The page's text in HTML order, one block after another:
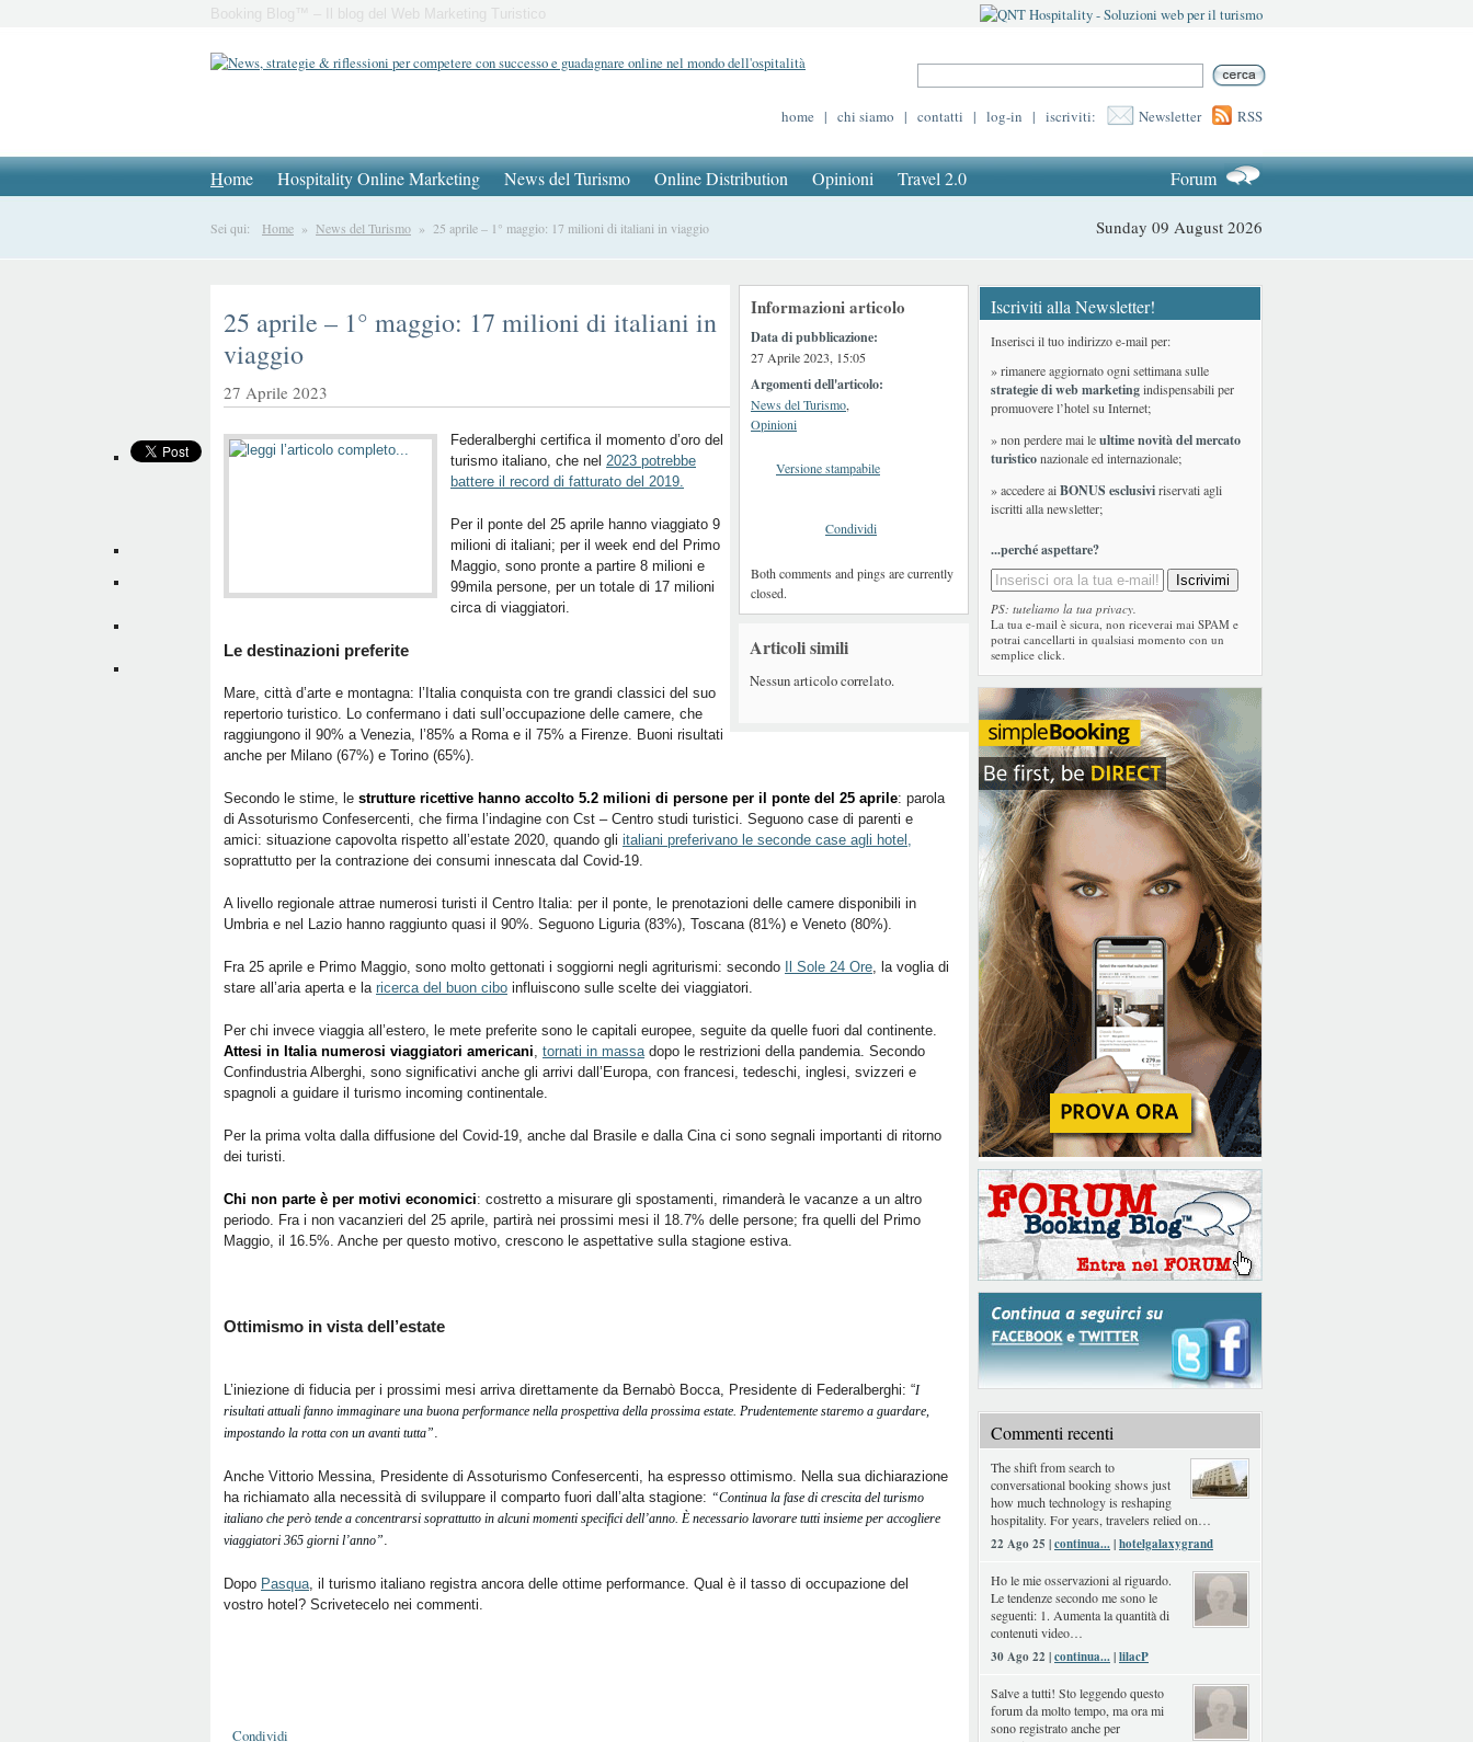
Booking Blog™ – Il blog del Web Marketing Turistico
home | chi siamo | contatti | log-in | iscriviti: Newsletter RSS
Home Hospitality Online Marketing News del Turismo Online Distribution Opinioni Travel 2.0 Forum
Sei qui: Home » News del Turismo » 25 aprile – 1° maggio: 17 milioni di italiani in viaggio Sunday 09 August 2026
Informazioni articolo
Data di pubblicazione:
27 Aprile 2023, 15:05
Argomenti dell'articolo:
News del Turismo,
Opinioni
Versione stampabile
Condividi
Both comments and pings are currently
closed.
Articoli simili
Nessun articolo correlato.
25 aprile – 1° maggio: 17 milioni di italiani in
viaggio
27 Aprile 2023
Federalberghi certifica il momento d’oro del
turismo italiano, che nel 2023 potrebbe
battere il record di fatturato del 2019.
Per il ponte del 25 aprile hanno viaggiato 9
milioni di italiani; per il week end del Primo
Maggio, sono pronte a partire 8 milioni e
99mila persone, per un totale di 17 milioni
circa di viaggiatori.
Le destinazioni preferite
Mare, città d’arte e montagna: l’Italia conquista con tre grandi classici del suo
repertorio turistico. Lo confermano i dati sull’occupazione delle camere, che
raggiungono il 90% a Venezia, l’85% a Roma e il 75% a Firenze. Buoni risultati
anche per Milano (67%) e Torino (65%).
Secondo le stime, le strutture ricettive hanno accolto 5.2 milioni di persone per il ponte del 25 aprile: parola
di Assoturismo Confesercenti, che firma l’indagine con Cst – Centro studi turistici. Seguono case di parenti e
amici: situazione capovolta rispetto all’estate 2020, quando gli italiani preferivano le seconde case agli hotel,
soprattutto per la contrazione dei consumi innescata dal Covid-19.
A livello regionale attrae numerosi turisti il Centro Italia: per il ponte, le prenotazioni delle camere disponibili in
Umbria e nel Lazio hanno raggiunto quasi il 90%. Seguono Liguria (83%), Toscana (81%) e Veneto (80%).
Fra 25 aprile e Primo Maggio, sono molto gettonati i soggiorni negli agriturismi: secondo Il Sole 24 Ore, la voglia di
stare all’aria aperta e la ricerca del buon cibo influiscono sulle scelte dei viaggiatori.
Per chi invece viaggia all’estero, le mete preferite sono le capitali europee, seguite da quelle fuori dal continente.
Attesi in Italia numerosi viaggiatori americani, tornati in massadopo le restrizioni della pandemia. Secondo
Confindustria Alberghi, sono significativi anche gli arrivi dall’Europa, con francesi, tedeschi, inglesi, svizzeri e
spagnoli a guidare il turismo incoming continentale.
Per la prima volta dalla diffusione del Covid-19, anche dal Brasile e dalla Cina ci sono segnali importanti di ritorno
dei turisti.
Chi non parte è per motivi economici: costretto a misurare gli spostamenti, rimanderà le vacanze a un altro
periodo. Fra i non vacanzieri del 25 aprile, partirà nei prossimi mesi il 18.7% delle persone; fra quelli del Primo
Maggio, il 16.5%. Anche per questo motivo, crescono le aspettative sulla stagione estiva.
Ottimismo in vista dell’estate
L’iniezione di fiducia per i prossimi mesi arriva direttamente da Bernabò Bocca, Presidente di Federalberghi: “I
risultati attuali fanno immaginare una buona performance nella prospettiva della prossima estate. Prudentemente staremo a guardare,
impostando la rotta con un avanti tutta”.
Anche Vittorio Messina, Presidente di Assoturismo Confesercenti, ha espresso ottimismo. Nella sua dichiarazione
ha richiamato alla necessità di sviluppare il comparto fuori dall’alta stagione: “Continua la fase di crescita del turismo
italiano che però tende a concentrarsi soprattutto in alcuni momenti specifici dell’anno. È necessario lavorare tutti insieme per accogliere
viaggiatori 365 giorni l’anno”.
Dopo Pasqua, il turismo italiano registra ancora delle ottime performance. Qual è il tasso di occupazione del
vostro hotel? Scrivetecelo nei commenti.
Condividi
Iscriviti alla Newsletter!
Inserisci il tuo indirizzo e-mail per:
» rimanere aggiornato ogni settimana sulle
strategie di web marketingindispensabili per
promuovere l’hotel su Internet;
» non perdere mai leultime novità del mercato
turisticonazionale ed internazionale;
» accedere aiBONUS esclusiviriservati agli
iscritti alla newsletter;
...perché aspettare?
PS: tuteliamo la tua privacy.
La tua e-mail è sicura, non riceverai mai SPAM e
potrai cancellarti in qualsiasi momento con un
semplice click.
Commenti recenti
The shift from search to
conversational booking shows just
how much technology is reshaping
hospitality. For years, travelers relied on…
22 Ago 25 |continua...|hotelgalaxygrand
Ho le mie osservazioni al riguardo.
Le tendenze secondo me sono le
seguenti: 1. Aumenta la quantità di
contenuti video…
30 Ago 22 |continua...|lilacP
Salve a tutti! Sto leggendo questo
forum da molto tempo, ma ora mi
sono registrato anche per